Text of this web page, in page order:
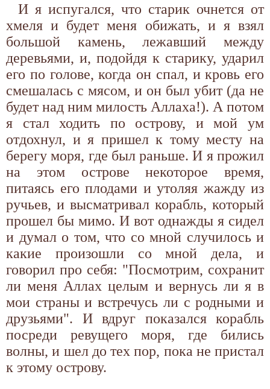
И я испугался, что старик очнется от
хмеля и будет меня обижать, и я взял
большой камень, лежавший между
деревьями, и, подойдя к старику, ударил
его по голове, когда он спал, и кровь его
смешалась с мясом, и он был убит (да не
будет над ним милость Аллаха!). А потом
я стал ходить по острову, и мой ум
отдохнул, и я пришел к тому месту на
берегу моря, где был раньше. И я прожил
на этом острове некоторое время,
питаясь его плодами и утоляя жажду из
ручьев, и высматривал корабль, который
прошел бы мимо. И вот однажды я сидел
и думал о том, что со мной случилось и
какие произошли со мной дела, и
говорил про себя: "Посмотрим, сохранит
ли меня Аллах целым и вернусь ли я в
мои страны и встречусь ли с родными и
друзьями". И вдруг показался корабль
посреди ревущего моря, где бились
волны, и шел до тех пор, пока не пристал
к этому острову.